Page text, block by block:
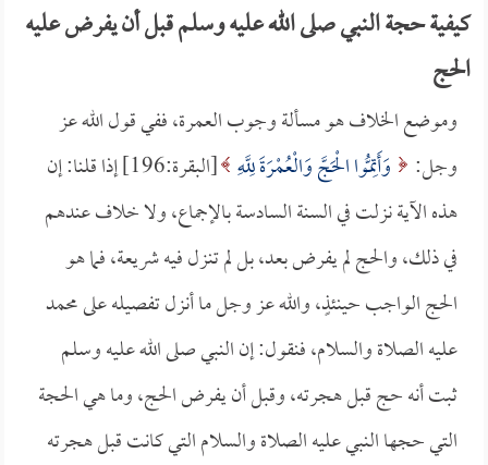
كيفية حجة النبي صلى الله عليه وسلم قبل أن يفرض عليه
الحج
وموضع الخلاف هو مسألة وجوب العمرة، ففي قول الله عز
وجل:
وَأَتِمُّوا الْحَجَّ وَالْعُمْرَةَ لِلَّهِ
[البقرة:196] إذا قلنا: إن
هذه الآية نزلت في السنة السادسة بالإجماع، ولا خلاف عندهم
في ذلك، والحج لم يفرض بعد، بل لم تنزل فيه شريعة، فما هو
الحج الواجب حينئذٍ، والله عز وجل ما أنزل تفصيله على محمد
عليه الصلاة والسلام، فنقول: إن النبي صلى الله عليه وسلم
ثبت أنه حج قبل هجرته، وقبل أن يفرض الحج، وما هي الحجة
التي حجها النبي عليه الصلاة والسلام التي كانت قبل هجرته